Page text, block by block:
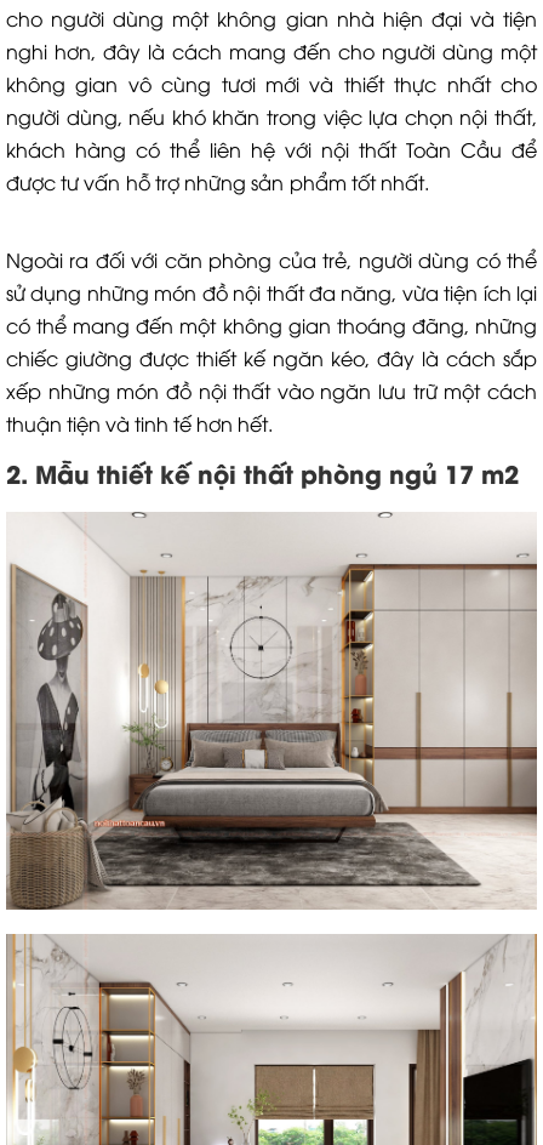
cho người dùng một không gian nhà hiện đại và tiện
nghi hơn, đây là cách mang đến cho người dùng một
không gian vô cùng tươi mới và thiết thực nhất cho
người dùng, nếu khó khăn trong việc lựa chọn nội thất,
khách hàng có thể liên hệ với nội thất Toàn Cầu để
được tư vấn hỗ trợ những sản phẩm tốt nhất.
Ngoài ra đối với căn phòng của trẻ, người dùng có thể
sử dụng những món đồ nội thất đa năng, vừa tiện ích lại
có thể mang đến một không gian thoáng đãng, những
chiếc giường được thiết kế ngăn kéo, đây là cách sắp
xếp những món đồ nội thất vào ngăn lưu trữ một cách
thuận tiện và tinh tế hơn hết.
2. Mẫu thiết kế nội thất phòng ngủ 17 m2